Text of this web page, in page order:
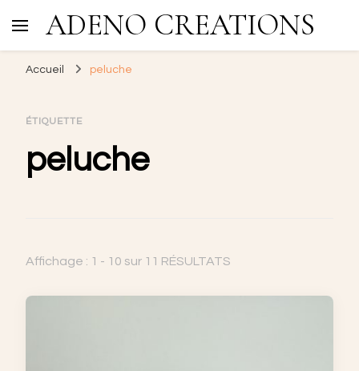
ADENO CREATIONS
Accueil peluche
ÉTIQUETTE
peluche
Affichage : 1 - 10 sur 11 RÉSULTATS